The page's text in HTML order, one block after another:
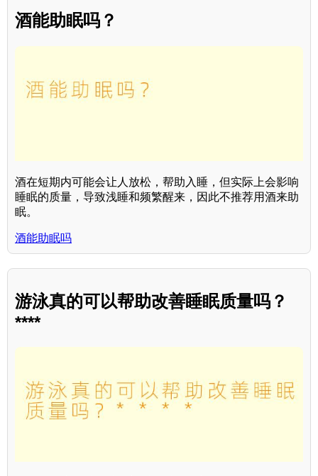
酒能助眠吗？
酒在短期内可能会让人放松，帮助入睡，但实际上会影响
睡眠的质量，导致浅睡和频繁醒来，因此不推荐用酒来助
眠。
酒能助眠吗
游泳真的可以帮助改善睡眠质量吗？
****